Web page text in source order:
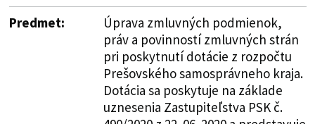
Predmet:
Úprava zmluvných podmienok,
práv a povinností zmluvných strán
pri poskytnutí dotácie z rozpočtu
Prešovského samosprávneho kraja.
Dotácia sa poskytuje na základe
uznesenia Zastupiteľstva PSK č.